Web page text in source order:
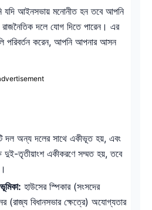
যদি আইনসভায় মনোনীত হন তবে আপনি
দলে যোগ দিতে পারেন। এর
পরিবর্তন করেন, আপনি আপনার আসন
দল অন্য দলের সাথে একীভূত হয়, এবং
দুই-তৃতীয়াংশ একীকরণে সম্মত হয়, তবে
হাউসের স্পিকার (সংসদের
(রাজ্য বিধানসভার ক্ষেত্রে) অযোগ্যতার